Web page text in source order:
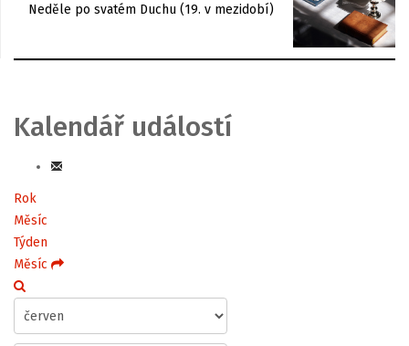
Neděle po svatém Duchu (19. v mezidobí)
Kalendář událostí
Rok
Měsíc
Týden
Měsíc